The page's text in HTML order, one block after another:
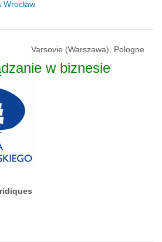
Varsovie (Warszawa), Pologne
w biznesie